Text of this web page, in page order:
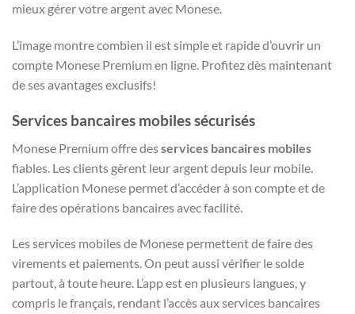
mieux gérer votre argent avec Monese.
L’image montre combien il est simple et rapide d’ouvrir un
compte Monese Premium en ligne. Profitez dès maintenant
de ses avantages exclusifs!
Services bancaires mobiles sécurisés
Monese Premium offre desservices bancaires mobiles
fiables. Les clients gèrent leur argent depuis leur mobile.
L’application Monese permet d’accéder à son compte et de
faire des opérations bancaires avec facilité.
Les services mobiles de Monese permettent de faire des
virements et paiements. On peut aussi vérifier le solde
partout, à toute heure. L’app est en plusieurs langues, y
compris le français, rendant l’accès aux services bancaires